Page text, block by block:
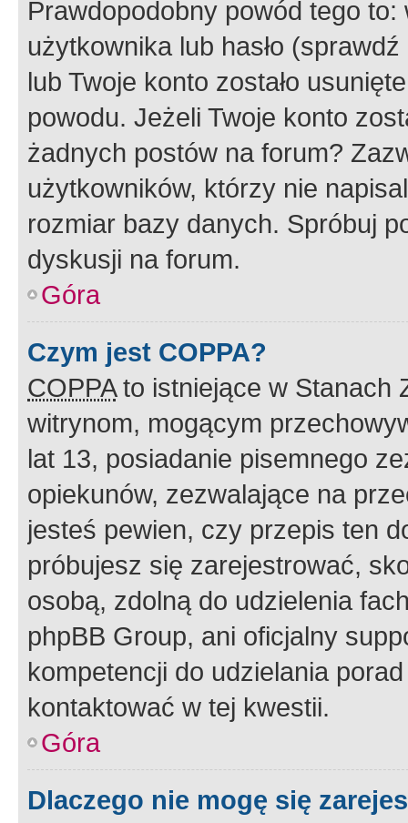
Prawdopodobny powód tego to:
użytkownika lub hasło
lub Twoje konto zostało
powodu. Jeżeli Twoje konto
żadnych postów na forum?
użytkowników, którzy nie
rozmiar bazy danych. Spróbuj
dyskusji na forum.
Góra
Czym jest COPPA?
COPPAto istniejące w Stanach
witrynom, mogącym
lat 13, posiadanie pisemnego
opiekunów, zezwalające na
jesteś pewien, czy przepis ten
próbujesz się zarejestrować,
osobą, zdolną do udzielenia
phpBB Group, ani oficjalny
kompetencji do udzielania
kontaktować w tej kwestii.
Góra
Dlaczego nie mogę się